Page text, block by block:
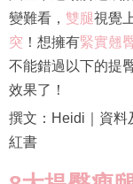
變難看， 雙腿視覺
突 ！想擁有緊實翹
不能錯過以下的提
效果了！
撰文：Heidi｜資料
紅書